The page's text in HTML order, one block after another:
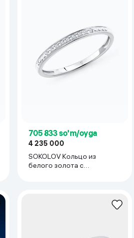
705 833 so'm/oyga
4 235 000
SOKOLOV Кольцо из
белого золота с